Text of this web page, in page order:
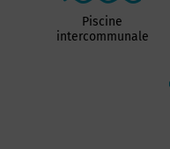
Piscine
intercommunale